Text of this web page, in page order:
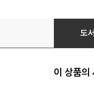
마로니에
도
이 상품의